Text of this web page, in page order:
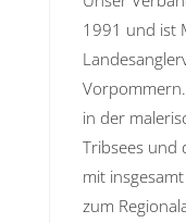
1991 und ist
in der
Tribsees und
mit
zum